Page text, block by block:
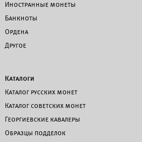
Иностранные монеты
Банкноты
Ордена
Другое
Каталоги
Каталог русских монет
Каталог советских монет
Георгиевские кавалеры
Образцы подделок